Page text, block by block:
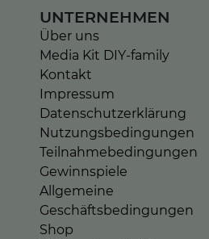
UNTERNEHMEN
Über uns
Media Kit DIY-family
Kontakt
Impressum
Datenschutzerklärung
Nutzungsbedingungen
Teilnahmebedingungen
Gewinnspiele
Allgemeine
Geschäftsbedingungen
Shop